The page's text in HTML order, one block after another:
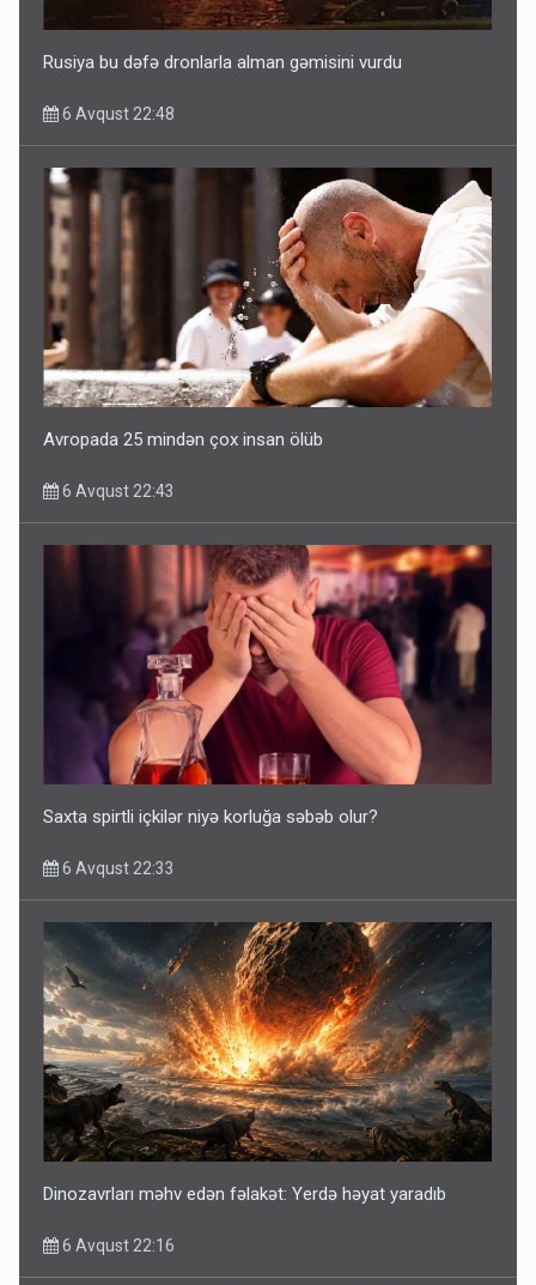
Rusiya bu dəfə dronlarla alman gəmisini vurdu
6 Avqust 22:48
Avropada 25 mindən çox insan ölüb
6 Avqust 22:43
Saxta spirtli içkilər niyə korluğa səbəb olur?
6 Avqust 22:33
Dinozavrları məhv edən fəlakət: Yerdə həyat yaradıb
6 Avqust 22:16